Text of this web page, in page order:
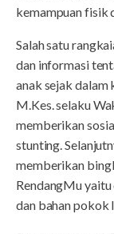
kemampuan fisik
Salah satu
dan informasi
anak sejak dalam
M.Kes. selaku
memberikan
stunting.
memberikan
RendangMu
dan bahan pokok